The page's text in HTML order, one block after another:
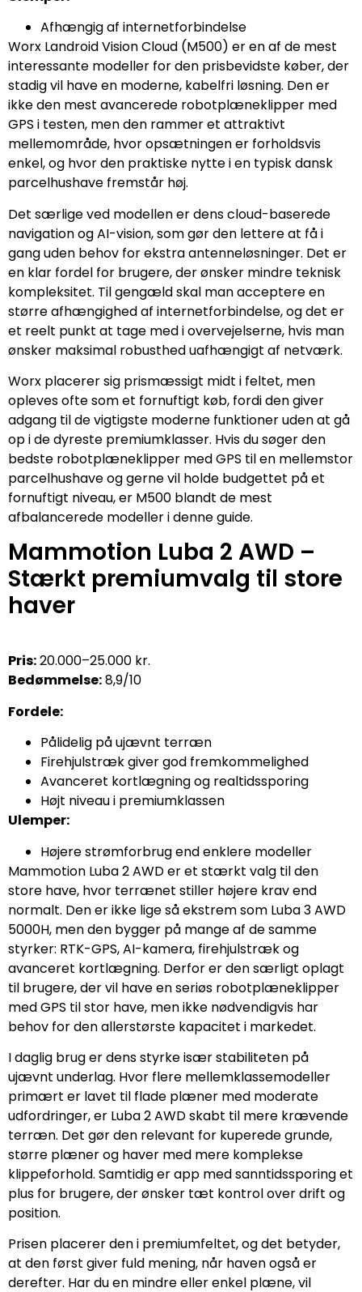
Afhængig af internetforbindelse
Worx Landroid Vision Cloud (M500) er en af de mest
interessante modeller for den prisbevidste køber, der
stadig vil have en moderne, kabelfri løsning. Den er
ikke den mest avancerede robotplæneklipper med
GPS i testen, men den rammer et attraktivt
mellemområde, hvor opsætningen er forholdsvis
enkel, og hvor den praktiske nytte i en typisk dansk
parcelhushave fremstår høj.
Det særlige ved modellen er dens cloud-baserede
navigation og AI-vision, som gør den lettere at få i
gang uden behov for ekstra antenneløsninger. Det er
en klar fordel for brugere, der ønsker mindre teknisk
kompleksitet. Til gengæld skal man acceptere en
større afhængighed af internetforbindelse, og det er
et reelt punkt at tage med i overvejelserne, hvis man
ønsker maksimal robusthed uafhængigt af netværk.
Worx placerer sig prismæssigt midt i feltet, men
opleves ofte som et fornuftigt køb, fordi den giver
adgang til de vigtigste moderne funktioner uden at gå
op i de dyreste premiumklasser. Hvis du søger den
bedste robotplæneklipper med GPS til en mellemstor
parcelhushave og gerne vil holde budgettet på et
fornuftigt niveau, er M500 blandt de mest
afbalancerede modeller i denne guide.
Mammotion Luba 2 AWD –
Stærkt premiumvalg til store
haver
Pris:20.000–25.000 kr.
Bedømmelse:8,9/10
Fordele:
Pålidelig på ujævnt terræn
Firehjulstræk giver god fremkommelighed
Avanceret kortlægning og realtidssporing
Højt niveau i premiumklassen
Ulemper:
Højere strømforbrug end enklere modeller
Mammotion Luba 2 AWD er et stærkt valg til den
store have, hvor terrænet stiller højere krav end
normalt. Den er ikke lige så ekstrem som Luba 3 AWD
5000H, men den bygger på mange af de samme
styrker: RTK-GPS, AI-kamera, firehjulstræk og
avanceret kortlægning. Derfor er den særligt oplagt
til brugere, der vil have en seriøs robotplæneklipper
med GPS til stor have, men ikke nødvendigvis har
behov for den allerstørste kapacitet i markedet.
I daglig brug er dens styrke især stabiliteten på
ujævnt underlag. Hvor flere mellemklassemodeller
primært er lavet til flade plæner med moderate
udfordringer, er Luba 2 AWD skabt til mere krævende
terræn. Det gør den relevant for kuperede grunde,
større plæner og haver med mere komplekse
klippeforhold. Samtidig er app med sanntidssporing et
plus for brugere, der ønsker tæt kontrol over drift og
position.
Prisen placerer den i premiumfeltet, og det betyder,
at den først giver fuld mening, når haven også er
derefter. Har du en mindre eller enkel plæne, vil